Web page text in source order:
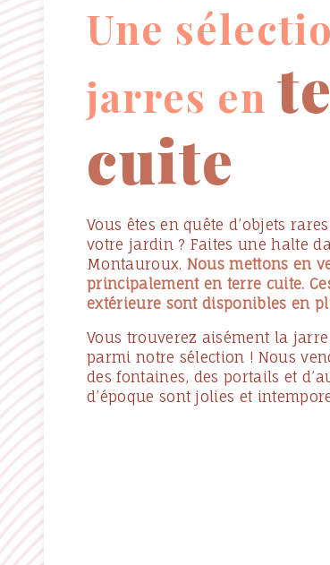
Une
jarres en
cuite
Vous êtes en quête d’objets
votre jardin ? Faites une halte
Montauroux. Nous mettons en
principalement en terre cuite.
extérieure sont disponibles en
Vous trouverez aisément la
parmi notre sélection ! Nous
des fontaines, des portails et
d’époque sont jolies et